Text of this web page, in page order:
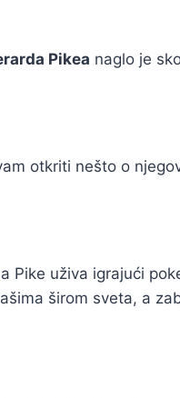
Pikea naglo je
otkriti nešto o
Pike uživa igrajući
širom sveta, a